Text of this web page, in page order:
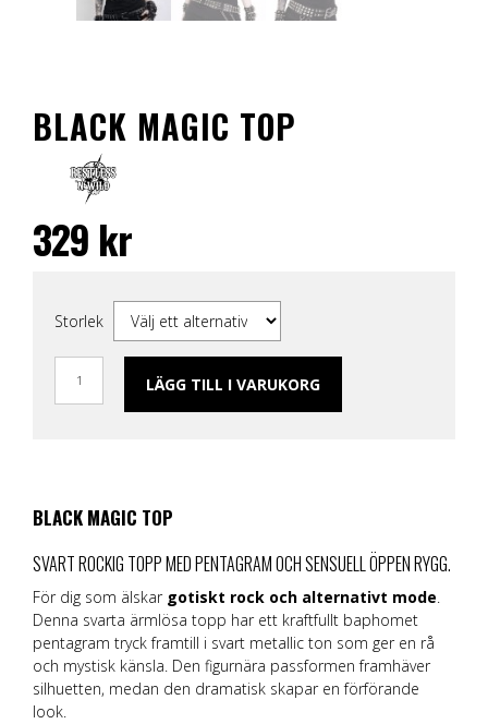
BLACK MAGIC TOP
329 kr
Storlek
LÄGG TILL I VARUKORG
BLACK MAGIC TOP
SVART ROCKIG TOPP MED PENTAGRAM OCH SENSUELL ÖPPEN RYGG.
För dig som älskar gotiskt rock och alternativt mode.
Denna svarta ärmlösa topp har ett kraftfullt baphomet
pentagram tryck framtill i svart metallic ton som ger en rå
och mystisk känsla. Den figurnära passformen framhäver
silhuetten, medan den dramatisk skapar en förförande
look.